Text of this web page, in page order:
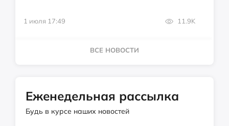
1 июля 17:49 11.9K
ВСЕ НОВОСТИ
Еженедельная рассылка
Будь в курсе наших новостей